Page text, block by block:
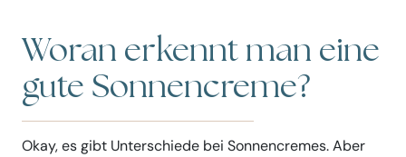
Woran erkennt man eine
gute Sonnencreme?
Okay, es gibt Unterschiede bei Sonnencremes. Aber